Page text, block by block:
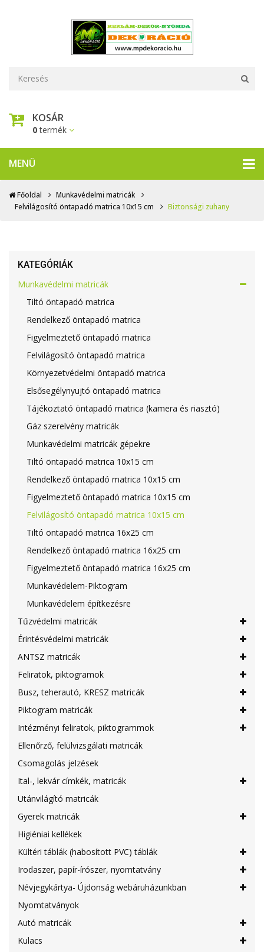
KOSÁR
0termék
MENÜ
Főoldal
Munkavédelmi matricák
Felvilágosító öntapadó matrica 10x15 cm
Biztonsági zuhany
KATEGÓRIÁK
Munkavédelmi matricák
Tiltó öntapadó matrica
Rendelkező öntapadó matrica
Figyelmeztető öntapadó matrica
Felvilágosító öntapadó matrica
Környezetvédelmi öntapadó matrica
Elsősegélynyujtó öntapadó matrica
Tájékoztató öntapadó matrica (kamera és riasztó)
Gáz szerelvény matricák
Munkavédelmi matricák gépekre
Tiltó öntapadó matrica 10x15 cm
Rendelkező öntapadó matrica 10x15 cm
Figyelmeztető öntapadó matrica 10x15 cm
Felvilágosító öntapadó matrica 10x15 cm
Tiltó öntapadó matrica 16x25 cm
Rendelkező öntapadó matrica 16x25 cm
Figyelmeztető öntapadó matrica 16x25 cm
Munkavédelem-Piktogram
Munkavédelem építkezésre
Tűzvédelmi matricák
Érintésvédelmi matricák
ANTSZ matricák
Feliratok, piktogramok
Busz, teherautó, KRESZ matricák
Piktogram matricák
Intézményi feliratok, piktogrammok
Ellenőrző, felülvizsgálati matricák
Csomagolás jelzések
Ital-, lekvár címkék, matricák
Utánvilágító matricák
Gyerek matricák
Higiéniai kellékek
Kültéri táblák (habosított PVC) táblák
Irodaszer, papír-írószer, nyomtatvány
Névjegykártya- Újdonság webáruházunkban
Nyomtatványok
Autó matricák
Kulacs